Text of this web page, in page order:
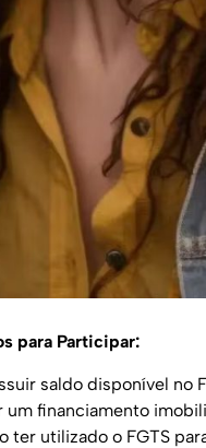
para Participar:
saldo disponível no
um financiamento
ter utilizado o FGTS